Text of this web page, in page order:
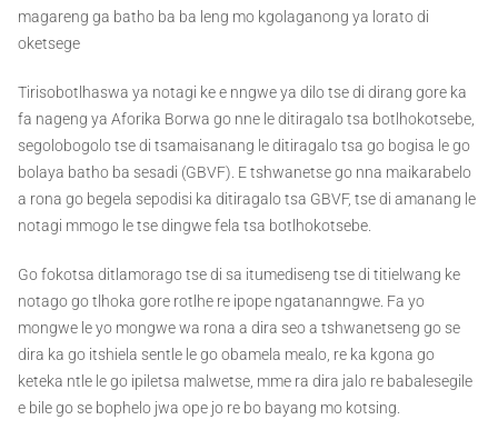
magareng ga batho ba ba leng mo kgolaganong ya lorato di
oketsege
Tirisobotlhaswa ya notagi ke e nngwe ya dilo tse di dirang gore ka
fa nageng ya Aforika Borwa go nne le ditiragalo tsa botlhokotsebe,
segolobogolo tse di tsamaisanang le ditiragalo tsa go bogisa le go
bolaya batho ba sesadi (GBVF). E tshwanetse go nna maikarabelo
a rona go begela sepodisi ka ditiragalo tsa GBVF, tse di amanang le
notagi mmogo le tse dingwe fela tsa botlhokotsebe.
Go fokotsa ditlamorago tse di sa itumediseng tse di titielwang ke
notago go tlhoka gore rotlhe re ipope ngatananngwe. Fa yo
mongwe le yo mongwe wa rona a dira seo a tshwanetseng go se
dira ka go itshiela sentle le go obamela mealo, re ka kgona go
keteka ntle le go ipiletsa malwetse, mme ra dira jalo re babalesegile
e bile go se bophelo jwa ope jo re bo bayang mo kotsing.